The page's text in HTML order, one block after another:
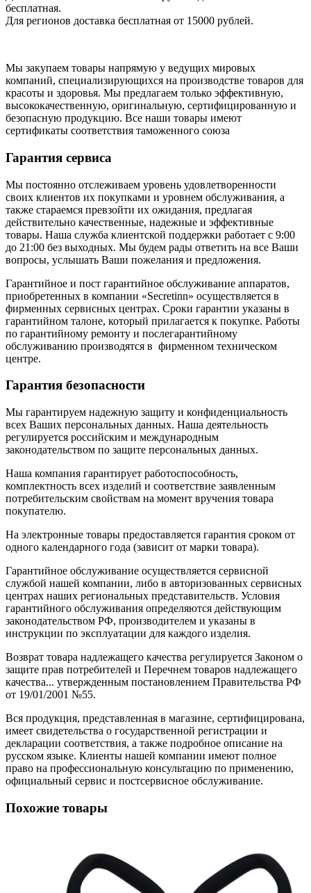
бесплатная.
Для регионов доставка бесплатная от 15000 рублей.
Мы закупаем товары напрямую у ведущих мировых
компаний, специализирующихся на производстве товаров для
красоты и здоровья. Мы предлагаем только эффективную,
высококачественную, оригинальную, сертифицированную и
безопасную продукцию. Все наши товары имеют
сертификаты соответствия таможенного союза
Гарантия сервиса
Мы постоянно отслеживаем уровень удовлетворенности
своих клиентов их покупками и уровнем обслуживания, а
также стараемся превзойти их ожидания, предлагая
действительно качественные, надежные и эффективные
товары. Наша служба клиентской поддержки работает с 9:00
до 21:00 без выходных. Мы будем рады ответить на все Ваши
вопросы, услышать Ваши пожелания и предложения.
Гарантийное и пост гарантийное обслуживание аппаратов,
приобретенных в компании «Secretinn» осуществляется в
фирменных сервисных центрах. Сроки гарантии указаны в
гарантийном талоне, который прилагается к покупке. Работы
по гарантийному ремонту и послегарантийному
обслуживанию производятся в фирменном техническом
центре.
Гарантия безопасности
Мы гарантируем надежную защиту и конфиденциальность
всех Ваших персональных данных. Наша деятельность
регулируется российским и международным
законодательством по защите персональных данных.
Наша компания гарантирует работоспособность,
комплектность всех изделий и соответствие заявленным
потребительским свойствам на момент вручения товара
покупателю.
На электронные товары предоставляется гарантия сроком от
одного календарного года (зависит от марки товара).
Гарантийное обслуживание осуществляется сервисной
службой нашей компании, либо в авторизованных сервисных
центрах наших региональных представительств. Условия
гарантийного обслуживания определяются действующим
законодательством РФ, производителем и указаны в
инструкции по эксплуатации для каждого изделия.
Возврат товара надлежащего качества регулируется Законом о
защите прав потребителей и Перечнем товаров надлежащего
качества... утвержденным постановлением Правительства РФ
от 19/01/2001 №55.
Вся продукция, представленная в магазине, сертифицирована,
имеет свидетельства о государственной регистрации и
декларации соответствия, а также подробное описание на
русском языке. Клиенты нашей компании имеют полное
право на профессиональную консультацию по применению,
официальный сервис и постсервисное обслуживание.
Похожие товары